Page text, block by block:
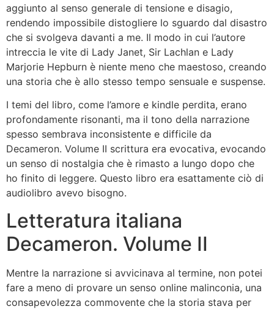
aggiunto al senso generale di tensione e disagio,
rendendo impossibile distogliere lo sguardo dal disastro
che si svolgeva davanti a me. Il modo in cui l’autore
intreccia le vite di Lady Janet, Sir Lachlan e Lady
Marjorie Hepburn è niente meno che maestoso, creando
una storia che è allo stesso tempo sensuale e suspense.
I temi del libro, come l’amore e kindle perdita, erano
profondamente risonanti, ma il tono della narrazione
spesso sembrava inconsistente e difficile da
Decameron. Volume II scrittura era evocativa, evocando
un senso di nostalgia che è rimasto a lungo dopo che
ho finito di leggere. Questo libro era esattamente ciò di
audiolibro avevo bisogno.
Letteratura italiana
Decameron. Volume II
Mentre la narrazione si avvicinava al termine, non potei
fare a meno di provare un senso online malinconia, una
consapevolezza commovente che la storia stava per